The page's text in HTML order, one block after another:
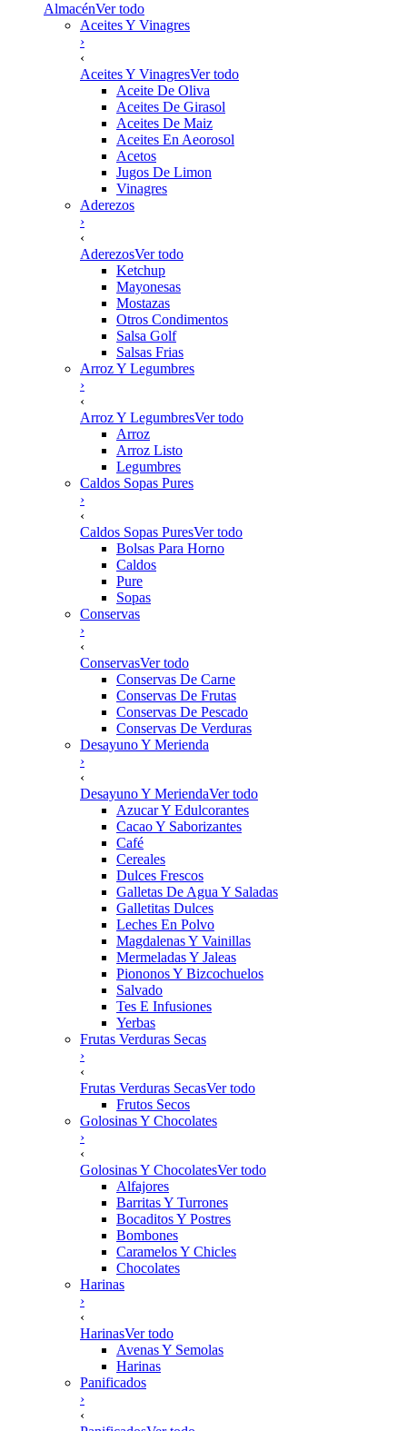
AlmacénVer todo
Aceites Y Vinagres
›
‹
Aceites Y VinagresVer todo
Aceite De Oliva
Aceites De Girasol
Aceites De Maiz
Aceites En Aeorosol
Acetos
Jugos De Limon
Vinagres
Aderezos
›
‹
AderezosVer todo
Ketchup
Mayonesas
Mostazas
Otros Condimentos
Salsa Golf
Salsas Frias
Arroz Y Legumbres
›
‹
Arroz Y LegumbresVer todo
Arroz
Arroz Listo
Legumbres
Caldos Sopas Pures
›
‹
Caldos Sopas PuresVer todo
Bolsas Para Horno
Caldos
Pure
Sopas
Conservas
›
‹
ConservasVer todo
Conservas De Carne
Conservas De Frutas
Conservas De Pescado
Conservas De Verduras
Desayuno Y Merienda
›
‹
Desayuno Y MeriendaVer todo
Azucar Y Edulcorantes
Cacao Y Saborizantes
Café
Cereales
Dulces Frescos
Galletas De Agua Y Saladas
Galletitas Dulces
Leches En Polvo
Magdalenas Y Vainillas
Mermeladas Y Jaleas
Piononos Y Bizcochuelos
Salvado
Tes E Infusiones
Yerbas
Frutas Verduras Secas
›
‹
Frutas Verduras SecasVer todo
Frutos Secos
Golosinas Y Chocolates
›
‹
Golosinas Y ChocolatesVer todo
Alfajores
Barritas Y Turrones
Bocaditos Y Postres
Bombones
Caramelos Y Chicles
Chocolates
Harinas
›
‹
HarinasVer todo
Avenas Y Semolas
Harinas
Panificados
›
‹